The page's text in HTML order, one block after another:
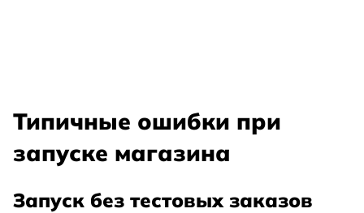
Типичные ошибки при
запуске магазина
Запуск без тестовых заказов